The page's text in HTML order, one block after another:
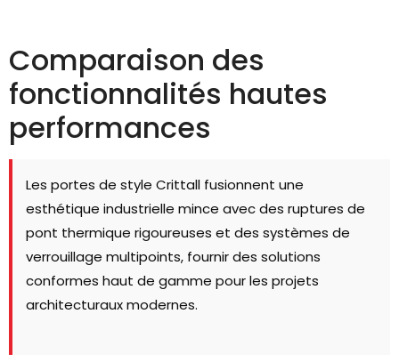
Comparaison des
fonctionnalités hautes
performances
Les portes de style Crittall fusionnent une
esthétique industrielle mince avec des ruptures de
pont thermique rigoureuses et des systèmes de
verrouillage multipoints, fournir des solutions
conformes haut de gamme pour les projets
architecturaux modernes.